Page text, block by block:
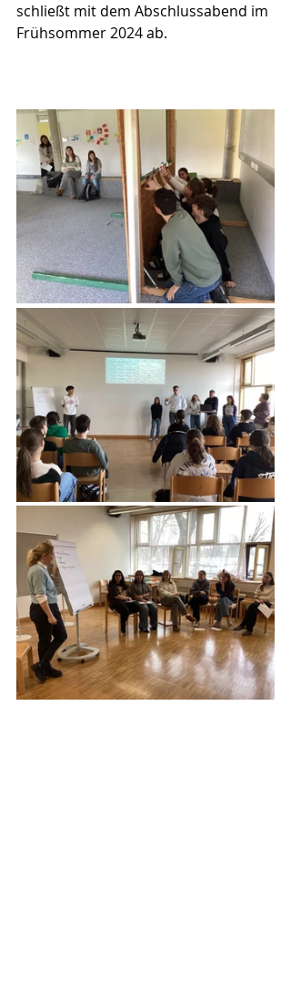
schließt mit dem Abschlussabend im
Frühsommer 2024 ab.